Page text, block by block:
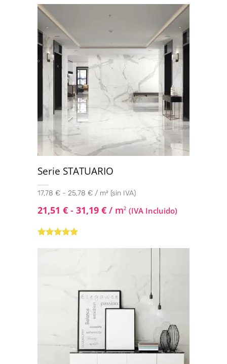
Serie STATUARIO
17,78 € - 25,78 € / m² (sin IVA)
21,51 € - 31,19 € / m2 (IVA Incluido)